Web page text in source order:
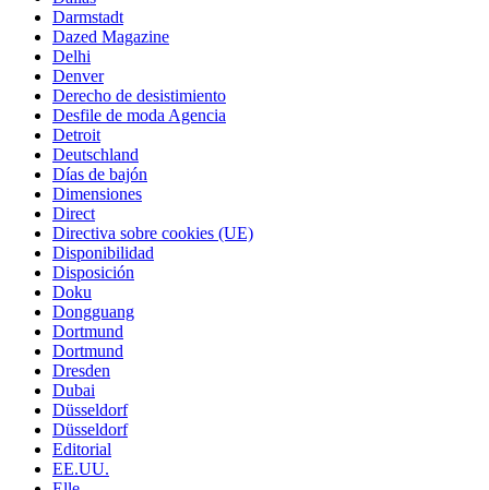
Darmstadt
Dazed Magazine
Delhi
Denver
Derecho de desistimiento
Desfile de moda Agencia
Detroit
Deutschland
Días de bajón
Dimensiones
Direct
Directiva sobre cookies (UE)
Disponibilidad
Disposición
Doku
Dongguang
Dortmund
Dortmund
Dresden
Dubai
Düsseldorf
Düsseldorf
Editorial
EE.UU.